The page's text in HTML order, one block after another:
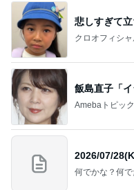
悲しすぎて立
クロオフィシ
飯島直子「
Amebaトピッ
2026/07/
何でかな？何で